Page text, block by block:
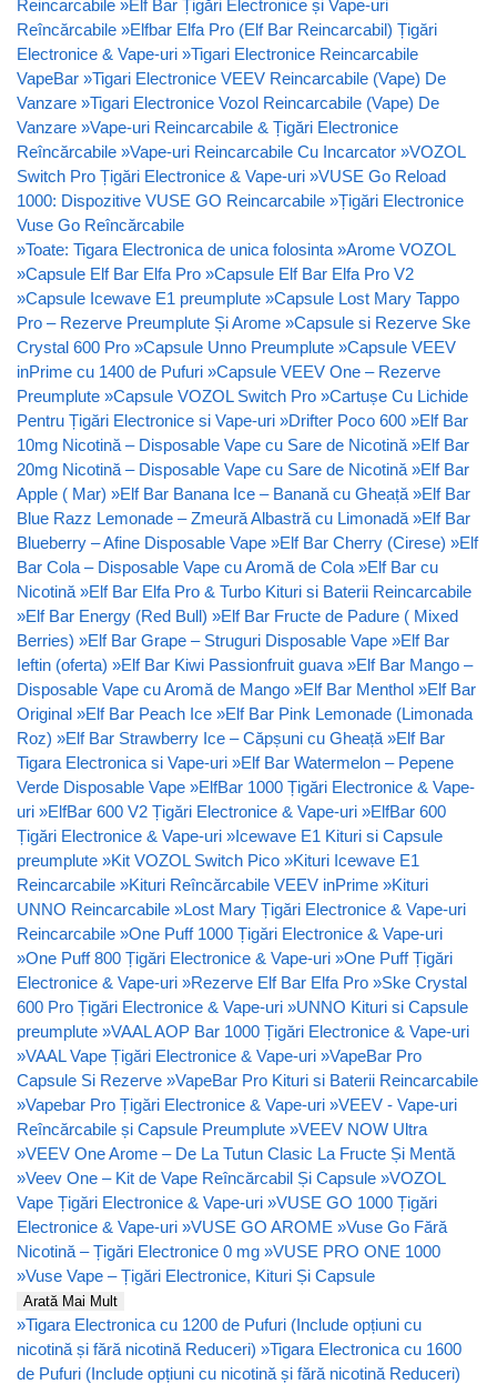
Reincarcabile »Elf Bar Țigări Electronice și Vape-uri
Reîncărcabile »Elfbar Elfa Pro (Elf Bar Reincarcabil) Țigări
Electronice & Vape-uri »Tigari Electronice Reincarcabile
VapeBar »Tigari Electronice VEEV Reincarcabile (Vape) De
Vanzare »Tigari Electronice Vozol Reincarcabile (Vape) De
Vanzare »Vape-uri Reincarcabile & Țigări Electronice
Reîncărcabile »Vape-uri Reincarcabile Cu Incarcator »VOZOL
Switch Pro Țigări Electronice & Vape-uri »VUSE Go Reload
1000: Dispozitive VUSE GO Reincarcabile »Țigări Electronice
Vuse Go Reîncărcabile
»Toate: Tigara Electronica de unica folosinta »Arome VOZOL
»Capsule Elf Bar Elfa Pro »Capsule Elf Bar Elfa Pro V2
»Capsule Icewave E1 preumplute »Capsule Lost Mary Tappo
Pro – Rezerve Preumplute Și Arome »Capsule si Rezerve Ske
Crystal 600 Pro »Capsule Unno Preumplute »Capsule VEEV
inPrime cu 1400 de Pufuri »Capsule VEEV One – Rezerve
Preumplute »Capsule VOZOL Switch Pro »Cartușe Cu Lichide
Pentru Țigări Electronice si Vape-uri »Drifter Poco 600 »Elf Bar
10mg Nicotină – Disposable Vape cu Sare de Nicotină »Elf Bar
20mg Nicotină – Disposable Vape cu Sare de Nicotină »Elf Bar
Apple ( Mar) »Elf Bar Banana Ice – Banană cu Gheață »Elf Bar
Blue Razz Lemonade – Zmeură Albastră cu Limonadă »Elf Bar
Blueberry – Afine Disposable Vape »Elf Bar Cherry (Cirese) »Elf
Bar Cola – Disposable Vape cu Aromă de Cola »Elf Bar cu
Nicotină »Elf Bar Elfa Pro & Turbo Kituri si Baterii Reincarcabile
»Elf Bar Energy (Red Bull) »Elf Bar Fructe de Padure ( Mixed
Berries) »Elf Bar Grape – Struguri Disposable Vape »Elf Bar
Ieftin (oferta) »Elf Bar Kiwi Passionfruit guava »Elf Bar Mango –
Disposable Vape cu Aromă de Mango »Elf Bar Menthol »Elf Bar
Original »Elf Bar Peach Ice »Elf Bar Pink Lemonade (Limonada
Roz) »Elf Bar Strawberry Ice – Căpșuni cu Gheață »Elf Bar
Tigara Electronica si Vape-uri »Elf Bar Watermelon – Pepene
Verde Disposable Vape »ElfBar 1000 Țigări Electronice & Vape-
uri »ElfBar 600 V2 Țigări Electronice & Vape-uri »ElfBar 600
Țigări Electronice & Vape-uri »Icewave E1 Kituri si Capsule
preumplute »Kit VOZOL Switch Pico »Kituri Icewave E1
Reincarcabile »Kituri Reîncărcabile VEEV inPrime »Kituri
UNNO Reincarcabile »Lost Mary Țigări Electronice & Vape-uri
Reincarcabile »One Puff 1000 Țigări Electronice & Vape-uri
»One Puff 800 Țigări Electronice & Vape-uri »One Puff Țigări
Electronice & Vape-uri »Rezerve Elf Bar Elfa Pro »Ske Crystal
600 Pro Țigări Electronice & Vape-uri »UNNO Kituri si Capsule
preumplute »VAAL AOP Bar 1000 Țigări Electronice & Vape-uri
»VAAL Vape Țigări Electronice & Vape-uri »VapeBar Pro
Capsule Si Rezerve »VapeBar Pro Kituri si Baterii Reincarcabile
»Vapebar Pro Țigări Electronice & Vape-uri »VEEV - Vape-uri
Reîncărcabile și Capsule Preumplute »VEEV NOW Ultra
»VEEV One Arome – De La Tutun Clasic La Fructe Și Mentă
»Veev One – Kit de Vape Reîncărcabil Și Capsule »VOZOL
Vape Țigări Electronice & Vape-uri »VUSE GO 1000 Țigări
Electronice & Vape-uri »VUSE GO AROME »Vuse Go Fără
Nicotină – Țigări Electronice 0 mg »VUSE PRO ONE 1000
»Vuse Vape – Țigări Electronice, Kituri Și Capsule
Arată Mai Mult
»Tigara Electronica cu 1200 de Pufuri (Include opțiuni cu
nicotină și fără nicotină Reduceri) »Tigara Electronica cu 1600
de Pufuri (Include opțiuni cu nicotină și fără nicotină Reduceri)